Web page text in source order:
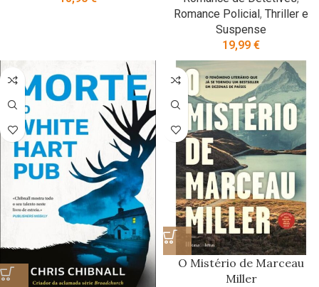
Romance Policial , Thriller e
Suspense
19,99 €
O Mistério de Marceau
Miller